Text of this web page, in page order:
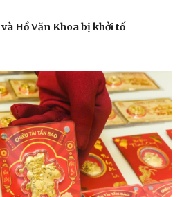
Hồ Văn Khoa bị khởi tố